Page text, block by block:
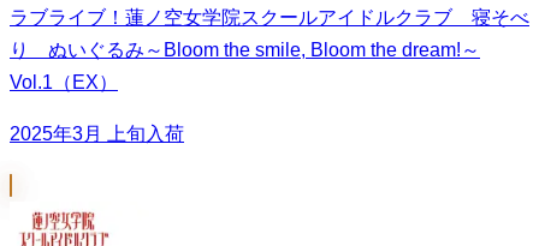
ラブライブ！蓮ノ空女学院スクールアイドルクラブ 寝そべ
り ぬいぐるみ～Bloom the smile, Bloom the dream!～
Vol.1（EX）
2025年3月 上旬入荷